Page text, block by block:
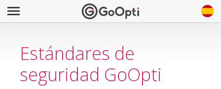
Estándares de
seguridad GoOpti